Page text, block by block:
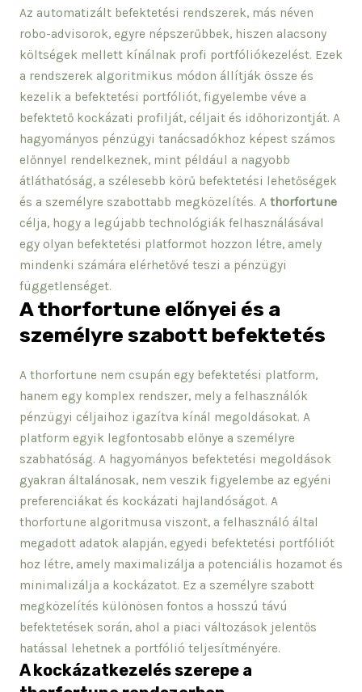
Az automatizált befektetési rendszerek, más néven
robo-advisorok, egyre népszerűbbek, hiszen alacsony
költségek mellett kínálnak profi portfóliókezelést. Ezek
a rendszerek algoritmikus módon állítják össze és
kezelik a befektetési portfóliót, figyelembe véve a
befektető kockázati profilját, céljait és időhorizontját. A
hagyományos pénzügyi tanácsadókhoz képest számos
előnnyel rendelkeznek, mint például a nagyobb
átláthatóság, a szélesebb körű befektetési lehetőségek
és a személyre szabottabb megközelítés. A thorfortune
célja, hogy a legújabb technológiák felhasználásával
egy olyan befektetési platformot hozzon létre, amely
mindenki számára elérhetővé teszi a pénzügyi
függetlenséget.
A thorfortune előnyei és a
személyre szabott befektetés
A thorfortune nem csupán egy befektetési platform,
hanem egy komplex rendszer, mely a felhasználók
pénzügyi céljaihoz igazítva kínál megoldásokat. A
platform egyik legfontosabb előnye a személyre
szabhatóság. A hagyományos befektetési megoldások
gyakran általánosak, nem veszik figyelembe az egyéni
preferenciákat és kockázati hajlandóságot. A
thorfortune algoritmusa viszont, a felhasználó által
megadott adatok alapján, egyedi befektetési portfóliót
hoz létre, amely maximalizálja a potenciális hozamot és
minimalizálja a kockázatot. Ez a személyre szabott
megközelítés különösen fontos a hosszú távú
befektetések során, ahol a piaci változások jelentős
hatással lehetnek a portfólió teljesítményére.
A kockázatkezelés szerepe a